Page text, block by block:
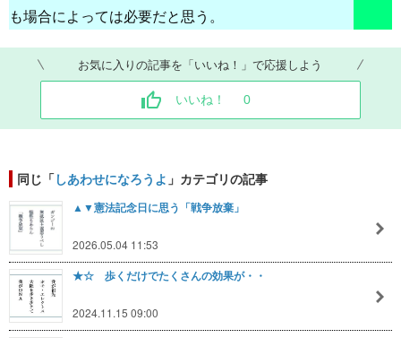
も場合によっては必要だと思う。
お気に入りの記事を「いいね！」で応援しよう
いいね！ 0
同じ「しあわせになろうよ 」カテゴリの記事
▲▼憲法記念日に思う「戦争放棄」
2026.05.04 11:53
★☆ 歩くだけでたくさんの効果が・・
2024.11.15 09:00